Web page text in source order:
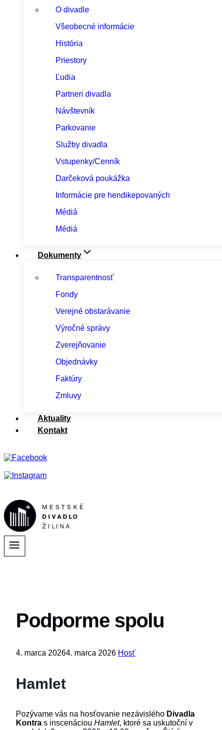
O divadle
Všeobecné informácie
História
Priestory
Ľudia
Partneri divadla
Návštevník
Parkovanie
Služby divadla
Vstupenky/Cenník
Darčeková poukážka
Informácie pre hendikepovaných
Médiá
Médiá
Dokumenty
Transparentnosť
Fondy
Verejné obstarávanie
Výročné správy
Zverejňovanie
Objednávky
Faktúry
Zmluvy
Aktuality
Kontakt
Podporme spolu
4. marca 20264. marca 2026 Hosť
Hamlet
Pozývame vás na hosťovanie nezávislého Divadla
Kontra s inscenáciou Hamlet, ktoré sa uskutoční v